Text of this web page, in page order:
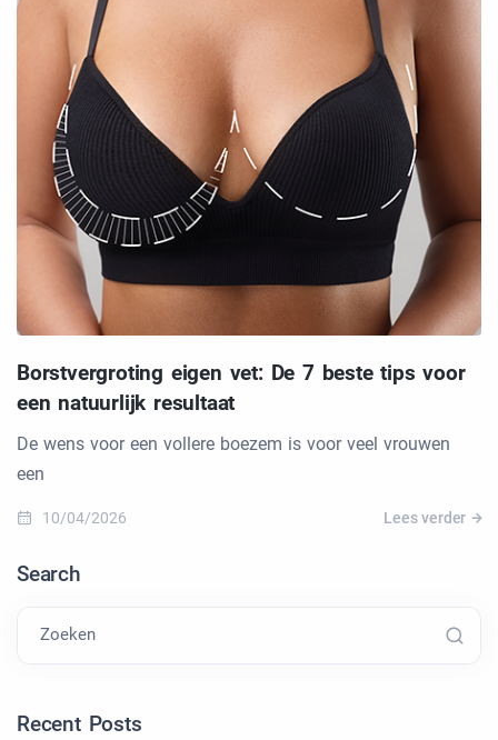
Borstvergroting eigen vet: De 7 beste tips voor
een natuurlijk resultaat
De wens voor een vollere boezem is voor veel vrouwen
een
10/04/2026 Lees verder
Search
Zoeken
Recent Posts